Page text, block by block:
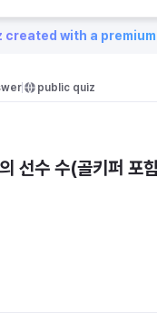
created with a premium
public quiz
선수 수(골키퍼 포